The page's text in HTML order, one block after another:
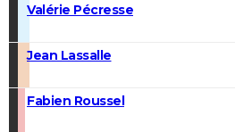
Valérie Pécresse
Jean Lassalle
Fabien Roussel